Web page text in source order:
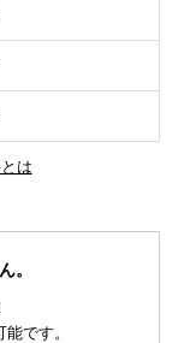
は
。
です。